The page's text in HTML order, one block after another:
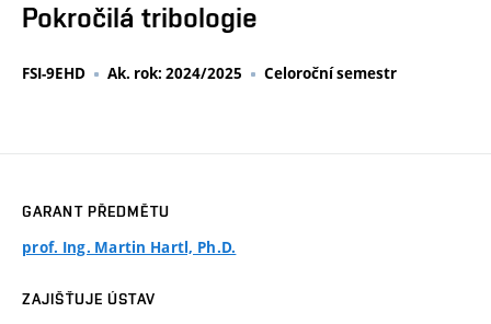
Pokročilá tribologie
FSI-9EHD Ak. rok: 2024/2025 Celoroční semestr
GARANT PŘEDMĚTU
prof. Ing. Martin Hartl, Ph.D.
ZAJIŠŤUJE ÚSTAV